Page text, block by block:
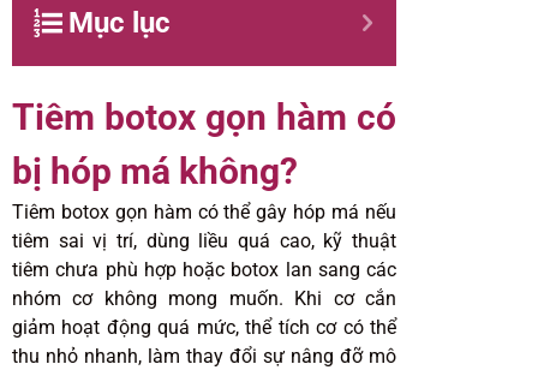
Mục lục
Tiêm botox gọn hàm có
bị hóp má không?
Tiêm botox gọn hàm có thể gây hóp má nếu
tiêm sai vị trí, dùng liều quá cao, kỹ thuật
tiêm chưa phù hợp hoặc botox lan sang các
nhóm cơ không mong muốn. Khi cơ cắn
giảm hoạt động quá mức, thể tích cơ có thể
thu nhỏ nhanh, làm thay đổi sự nâng đỡ mô